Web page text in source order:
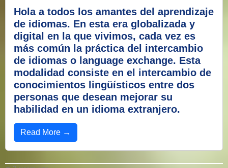
Hola a todos los amantes del aprendizaje
de idiomas. En esta era globalizada y
digital en la que vivimos, cada vez es
más común la práctica del intercambio
de idiomas o language exchange. Esta
modalidad consiste en el intercambio de
conocimientos lingüísticos entre dos
personas que desean mejorar su
habilidad en un idioma extranjero.
Read More →